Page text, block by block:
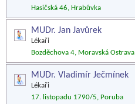
Hasičská 46, Hrabůvka
MUDr. Jan Javůrek
Lékaři
Bozděchova 4, Moravská Ostrava
MUDr. Vladimír Ječmínek
Lékaři
17. listopadu 1790/5, Poruba